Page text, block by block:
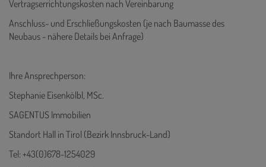
Vertragserrichtungskosten nach Vereinbarung
Anschluss- und Erschließungskosten (je nach Baumasse des
Neubaus - nähere Details bei Anfrage)
Ihre Ansprechperson:
Stephanie Eisenkölbl, MSc.
SAGENTUS Immobilien
Standort Hall in Tirol (Bezirk Innsbruck-Land)
Tel: +43(0)678-1254029